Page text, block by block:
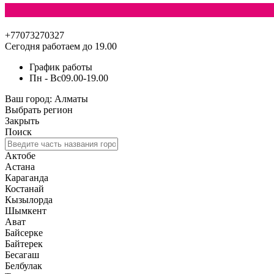
+77073270327
Сегодня работаем до 19.00
График работы
Пн - Вс09.00-19.00
Ваш город: Алматы
Выбрать регион
Закрыть
Поиск
Актобе
Астана
Караганда
Костанай
Кызылорда
Шымкент
Ават
Байсерке
Байтерек
Бесагаш
Белбулак